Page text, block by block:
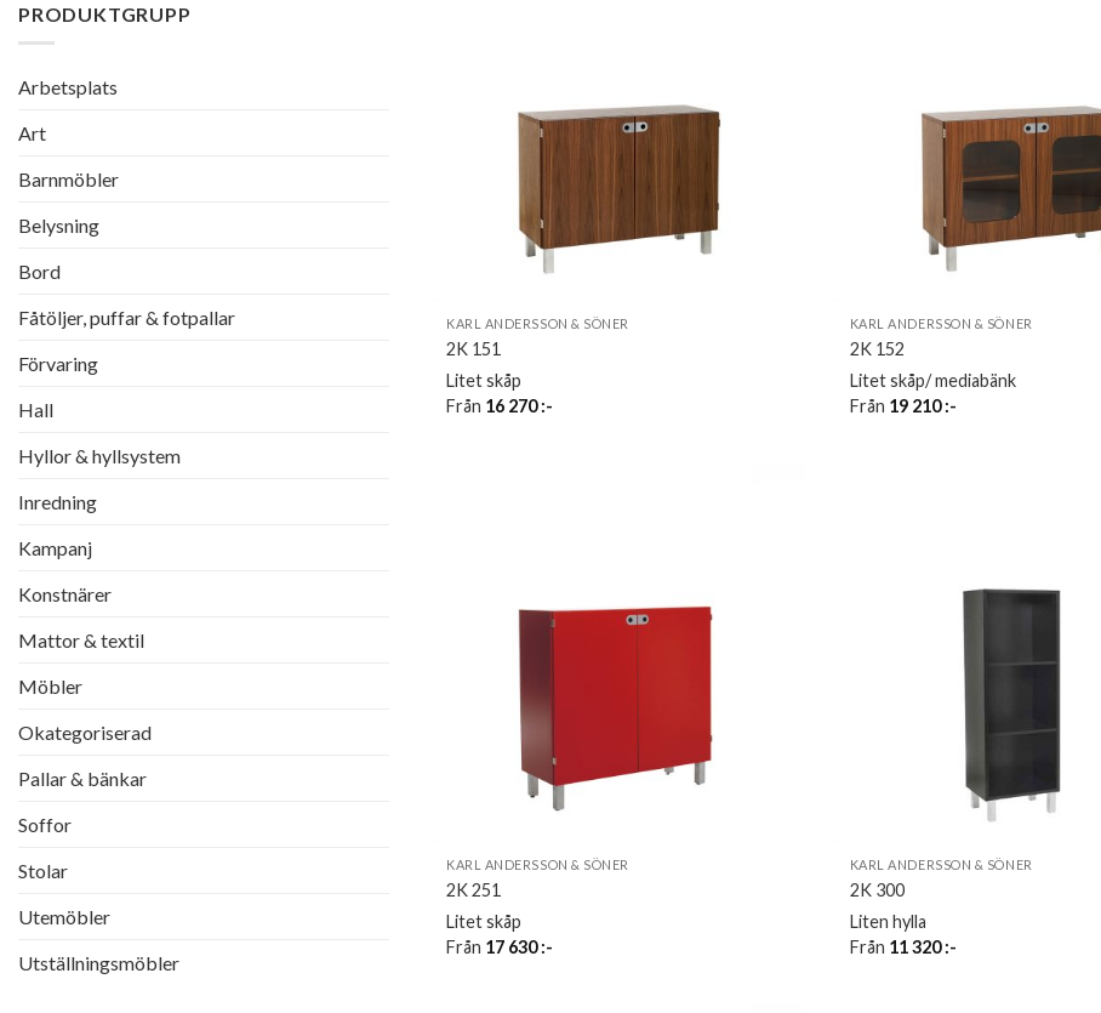
PRODUKTGRUPP
Arbetsplats
Art
Barnmöbler
Belysning
Bord
Fåtöljer, puffar & fotpallar
Förvaring
Hall
Hyllor & hyllsystem
Inredning
Kampanj
Konstnärer
Mattor & textil
Möbler
Okategoriserad
Pallar & bänkar
Soffor
Stolar
Utemöbler
Utställningsmöbler
KARL ANDERSSON & SÖNER
2K 151
Litet skåp
Från 16 270:-
KARL ANDERSSON & SÖNER
2K 152
Litet skåp/ mediabänk
Från 19 210:-
KARL ANDERSSON & SÖNER
2K 251
Litet skåp
Från 17 630:-
KARL ANDERSSON & SÖNER
2K 300
Liten hylla
Från 11 320:-